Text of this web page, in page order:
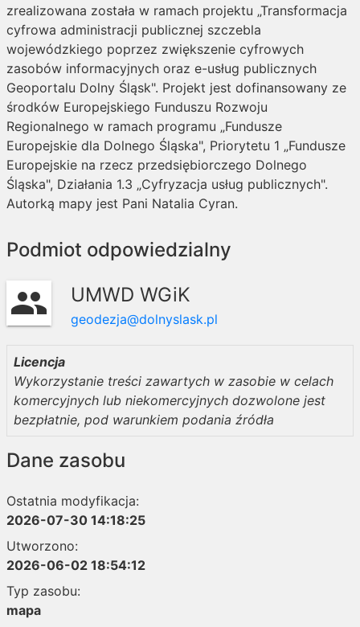
zrealizowana została w ramach projektu „Transformacja
cyfrowa administracji publicznej szczebla
wojewódzkiego poprzez zwiększenie cyfrowych
zasobów informacyjnych oraz e-usług publicznych
Geoportalu Dolny Śląsk". Projekt jest dofinansowany ze
środków Europejskiego Funduszu Rozwoju
Regionalnego w ramach programu „Fundusze
Europejskie dla Dolnego Śląska", Priorytetu 1 „Fundusze
Europejskie na rzecz przedsiębiorczego Dolnego
Śląska", Działania 1.3 „Cyfryzacja usług publicznych".
Autorką mapy jest Pani Natalia Cyran.
Podmiot odpowiedzialny
group UMWD WGiK
geodezja@dolnyslask.pl
Licencja
Wykorzystanie treści zawartych w zasobie w celach
komercyjnych lub niekomercyjnych dozwolone jest
bezpłatnie, pod warunkiem podania źródła
Dane zasobu
Ostatnia modyfikacja:
2026-07-30 14:18:25
Utworzono:
2026-06-02 18:54:12
Typ zasobu:
mapa